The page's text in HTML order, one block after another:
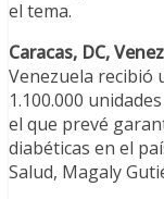
el tema.
Caracas, DC,
Venezuela recibió
1.100.000
el que prevé
diabéticas en el
Salud, Magaly